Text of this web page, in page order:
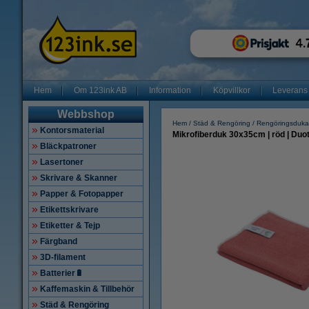
Hem Om 123ink AB Information Köpvillkor Leverans
Webbshop
Kontorsmaterial
Bläckpatroner
Lasertoner
Skrivare & Skanner
Papper & Fotopapper
Etikettskrivare
Etiketter & Tejp
Färgband
3D-filament
Batterier🔋
Kaffemaskin & Tillbehör
Städ & Rengöring
Hem Städ & Rengöring
Mikrofiberduk 30x35cm | röd |